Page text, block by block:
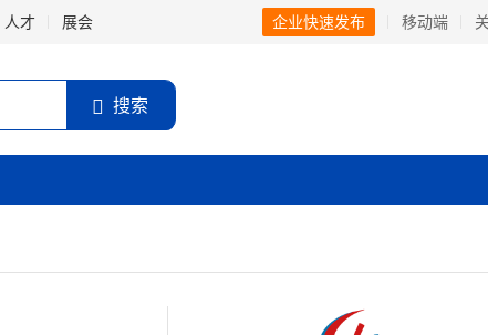
人才 展会 企业快速发布 移动端
搜索